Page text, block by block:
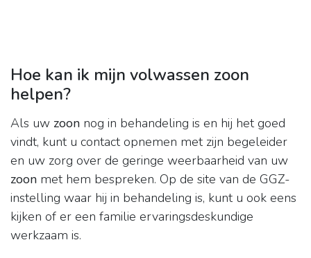
Hoe kan ik mijn volwassen zoon
helpen?
Als uw zoon nog in behandeling is en hij het goed
vindt, kunt u contact opnemen met zijn begeleider
en uw zorg over de geringe weerbaarheid van uw
zoon met hem bespreken. Op de site van de GGZ-
instelling waar hij in behandeling is, kunt u ook eens
kijken of er een familie ervaringsdeskundige
werkzaam is.